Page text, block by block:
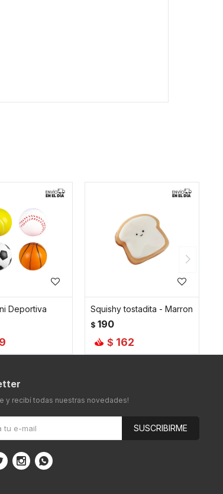
Deportiva Squishy tostadita - Marron
$ 190
$ 162
y recibí todas nuestras novedades!
SUSCRIBIRME
 